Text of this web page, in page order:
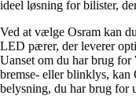
ideel løsning for bilister,
Ved at vælge Osram kan
LED pærer, der leverer
Uanset om du har brug
bremse- eller blinklys, kan
belysning, du har brug for